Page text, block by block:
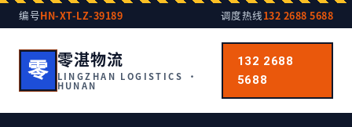
编号HN-XT-LZ-39189 调度热线132 2688 5688
零 零湛物流
LINGZHAN LOGISTICS ·
HUNAN
132 2688
5688